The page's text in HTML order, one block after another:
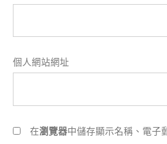
個人網站網址
在瀏覽器中儲存顯示名稱、電子